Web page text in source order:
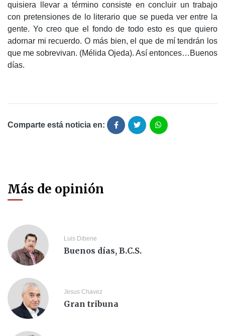
quisiera llevar a término consiste en concluir un trabajo
con pretensiones de lo literario que se pueda ver entre la
gente. Yo creo que el fondo de todo esto es que quiero
adornar mi recuerdo. O más bien, el que de mí tendrán los
que me sobrevivan. (Mélida Ojeda). Así entonces…Buenos
días.
Comparte está noticia en:
Más de opinión
Luis Dibene
Buenos días, B.C.S.
Jesus Chavez
Gran tribuna